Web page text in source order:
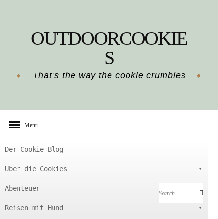
OUTDOORCOOKIE
S
That’s the way the cookie crumbles
Menu
Der Cookie Blog
Über die Cookies
Abenteuer
Reisen mit Hund
Search
Search